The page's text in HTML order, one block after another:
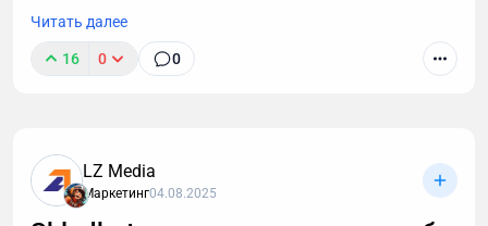
использования инструментов.
Читать далее
16 0 0
LZ Media
Маркетинг04.08.2025